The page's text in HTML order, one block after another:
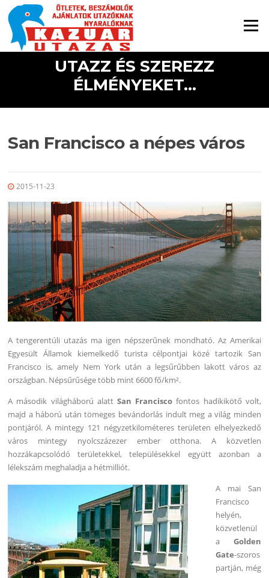
Ugrás a tartalomra
Menü
UTAZZ ÉS SZEREZZ
ÉLMÉNYEKET...
San Francisco a népes város
2015-11-23
A tengerentúli utazás ma igen népszerűnek mondható. Az Amerikai
Egyesült Államok kiemelkedő turista célpontjai közé tartozik San
Francisco is, amely Nem York után a legsűrűbben lakott város az
országban. Népsűrűsége több mint 6600 fő/km².
A második világháború alatt San Francisco fontos hadikikötő volt,
majd a háború után tömeges bevándorlás indult meg a világ minden
pontjáról. A mintegy 121 négyzetkilométeres területen elhelyezkedő
város mintegy nyolcszázezer ember otthona. A közvetlen
hozzákapcsolódó területekkel, településekkel együtt azonban a
lélekszám meghaladja a hétmilliót.
A mai San
Francisco
helyén,
közvetlenül
a Golden
Gate-szoros
partján, még